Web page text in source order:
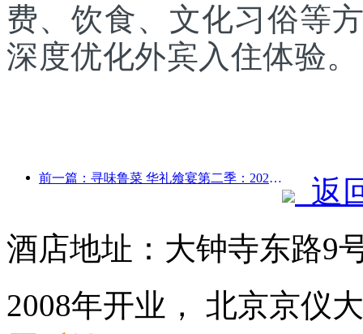
费、饮食、文化习俗等
深度优化外宾入住体验。
前一篇：寻味鲁菜 华礼飨宴第二季：2024万达酒店全国联动鲁菜传承之旅正式启动
返
酒店地址：大钟寺东路9
2008年开业， 北京京